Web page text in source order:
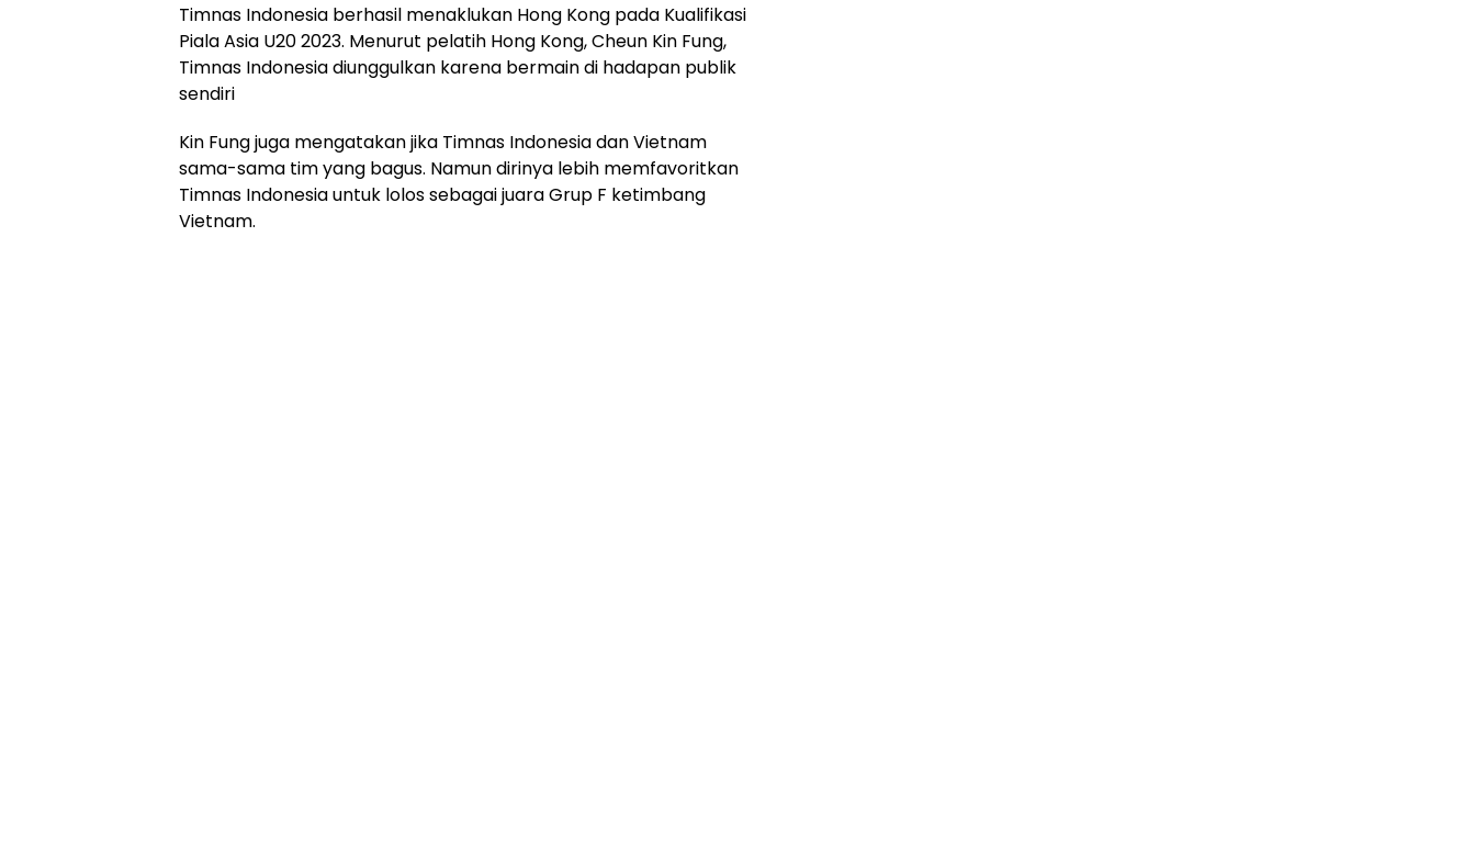
Timnas Indonesia berhasil menaklukan Hong Kong pada Kualifikasi
Piala Asia U20 2023. Menurut pelatih Hong Kong, Cheun Kin Fung,
Timnas Indonesia diunggulkan karena bermain di hadapan publik
sendiri
Kin Fung juga mengatakan jika Timnas Indonesia dan Vietnam
sama-sama tim yang bagus. Namun dirinya lebih memfavoritkan
Timnas Indonesia untuk lolos sebagai juara Grup F ketimbang
Vietnam.